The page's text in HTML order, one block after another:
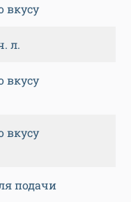
вкусу
л.
вкусу
вкусу
подачи